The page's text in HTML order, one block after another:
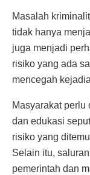
Masalah
tidak hanya
juga menjadi
risiko yang ada
mencegah
Masyarakat
dan edukasi
risiko yang
Selain itu,
pemerintah dan